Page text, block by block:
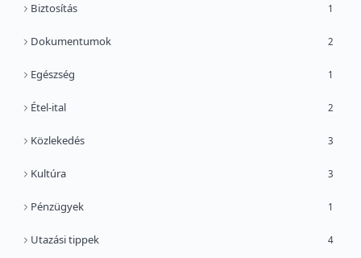
Biztosítás 1
Dokumentumok 2
Egészség 1
Étel-ital 2
Közlekedés 3
Kultúra 3
Pénzügyek 1
Utazási tippek 4